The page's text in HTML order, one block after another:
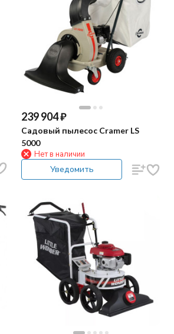
239 904₽
Садовый пылесос Cramer LS
5000
Нет в наличии
Уведомить